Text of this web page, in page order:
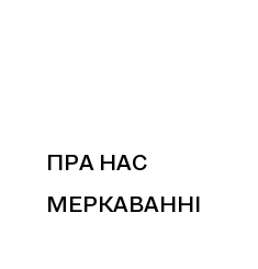
ПРА НАС
МЕРКАВАННІ